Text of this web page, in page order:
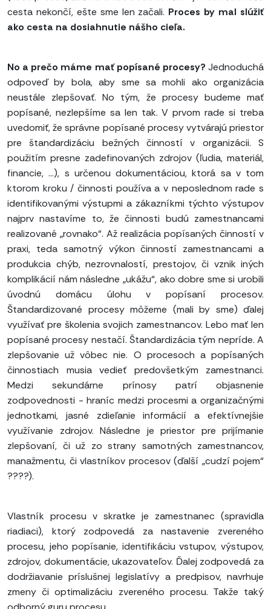
cesta nekončí, ešte sme len začali. Proces by mal slúžiť
ako cesta na dosiahnutie nášho cieľa.
No a prečo máme mať popísané procesy? Jednoduchá
odpoveď by bola, aby sme sa mohli ako organizácia
neustále zlepšovať. No tým, že procesy budeme mať
popísané, nezlepšíme sa len tak. V prvom rade si treba
uvedomiť, že správne popísané procesy vytvárajú priestor
pre štandardizáciu bežných činností v organizácii. S
použitím presne zadefinovaných zdrojov (ľudia, materiál,
financie, ...), s určenou dokumentáciou, ktorá sa v tom
ktorom kroku / činnosti používa a v neposlednom rade s
identifikovanými výstupmi a zákazníkmi týchto výstupov
najprv nastavíme to, že činnosti budú zamestnancami
realizované „rovnako“. Až realizácia popísaných činností v
praxi, teda samotný výkon činností zamestnancami a
produkcia chýb, nezrovnalostí, prestojov, či vznik iných
komplikácií nám následne „ukážu“, ako dobre sme si urobili
úvodnú domácu úlohu v popísaní procesov.
Štandardizované procesy môžeme (mali by sme) ďalej
využívať pre školenia svojich zamestnancov. Lebo mať len
popísané procesy nestačí. Štandardizácia tým nepríde. A
zlepšovanie už vôbec nie. O procesoch a popísaných
činnostiach musia vedieť predovšetkým zamestnanci.
Medzi sekundárne prínosy patrí objasnenie
zodpovednosti - hraníc medzi procesmi a organizačnými
jednotkami, jasné zdieľanie informácií a efektívnejšie
využívanie zdrojov. Následne je priestor pre prijímanie
zlepšovaní, či už zo strany samotných zamestnancov,
manažmentu, či vlastníkov procesov (ďalší „cudzí pojem“
????).
Vlastník procesu v skratke je zamestnanec (spravidla
riadiaci), ktorý zodpovedá za nastavenie zvereného
procesu, jeho popísanie, identifikáciu vstupov, výstupov,
zdrojov, dokumentácie, ukazovateľov. Ďalej zodpovedá za
dodržiavanie príslušnej legislatívy a predpisov, navrhuje
zmeny či optimalizáciu zvereného procesu. Takže taký